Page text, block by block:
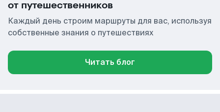
от путешественников
Каждый день строим маршруты для вас, используя
собственные знания о путешествиях
Читать блог